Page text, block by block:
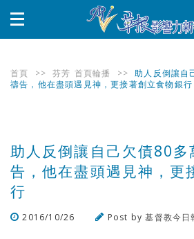
首頁 >> 芬芳 首頁輪播 >>
助人反倒讓
禱告，他在盡頭遇見神，更接著創立食物銀行
助人反倒讓自己欠債80
告，他在盡頭遇見神，更
行
2016/10/26 Post by基督教今日